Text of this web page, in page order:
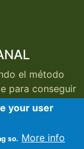
el método
para conseguir
del animal
your user
so. More info